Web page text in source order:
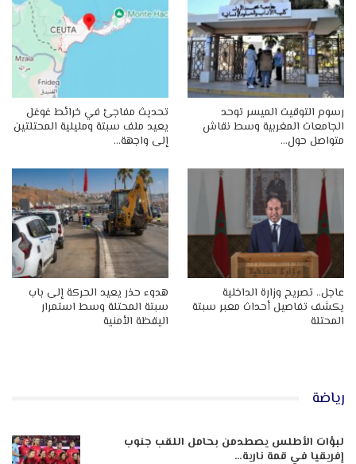
رسوم التوقيت الميسر توحد
الجامعات المغربية وسط نقاش
متواصل حول…
تحديث مفاجئ في خرائط غوغل
يعيد ملف سبتة ومليلية المحتلتين
إلى واجهة…
عاجل.. تصريح وزارة الداخلية
يكشف تفاصيل أحداث معبر سبتة
المحتلة
هدوء حذر يعيد الحركة إلى باب
سبتة المحتلة وسط استمرار
اليقظة الأمنية
رياضة
لبؤات الأطلس يصطدمن بحامل اللقب جنوب
إفريقيا في قمة نارية…